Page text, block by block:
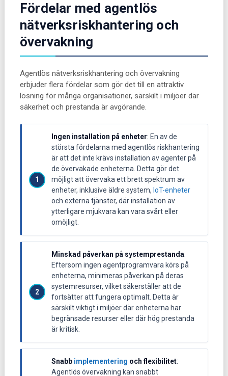
Fördelar med agentlös
nätverksriskhantering och
övervakning
Agentlös nätverksriskhantering och övervakning
erbjuder flera fördelar som gör det till en attraktiv
lösning för många organisationer, särskilt i miljöer där
säkerhet och prestanda är avgörande.
Ingen installation på enheter: En av de
största fördelarna med agentlös riskhantering
är att det inte krävs installation av agenter på
de övervakade enheterna. Detta gör det
möjligt att övervaka ett brett spektrum av
enheter, inklusive äldre system, IoT-enheter
och externa tjänster, där installation av
ytterligare mjukvara kan vara svårt eller
omöjligt.
Minskad påverkan på systemprestanda:
Eftersom ingen agentprogramvara körs på
enheterna, minimeras påverkan på deras
systemresurser, vilket säkerställer att de
fortsätter att fungera optimalt. Detta är
särskilt viktigt i miljöer där enheterna har
begränsade resurser eller där hög prestanda
är kritisk.
Snabb implementering och flexibilitet:
Agentlös övervakning kan snabbt